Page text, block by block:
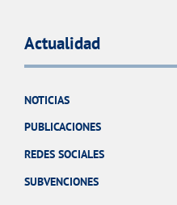
Actualidad
NOTICIAS
PUBLICACIONES
REDES SOCIALES
SUBVENCIONES